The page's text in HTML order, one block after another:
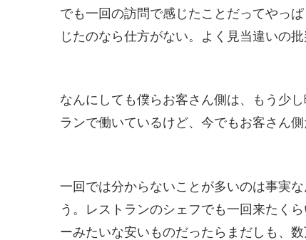
でも一回の訪問で感じたことだってやっ
じたのなら仕方がない。よく見当違いの
なんにしても僕らお客さん側は、もう少
ランで働いているけど、今でもお客さん側
一回では分からないことが多いのは事実
う。レストランのシェフでも一回来たく
ーみたいな安いものだったらまだしも、